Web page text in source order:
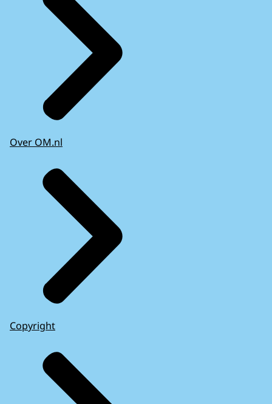
Over OM.nl
Copyright